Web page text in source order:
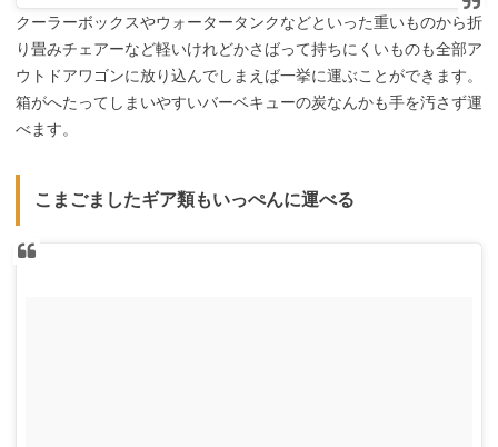
クーラーボックスやウォータータンクなどといった重いものから折
り畳みチェアーなど軽いけれどかさばって持ちにくいものも全部ア
ウトドアワゴンに放り込んでしまえば一挙に運ぶことができます。
箱がへたってしまいやすいバーベキューの炭なんかも手を汚さず運
べます。
こまごましたギア類もいっぺんに運べる